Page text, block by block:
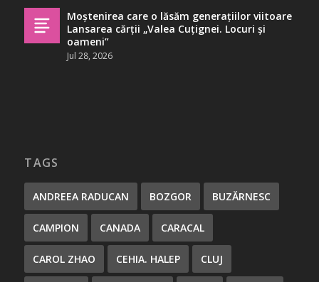
Moștenirea care o lăsăm generațiilor viitoare
Lansarea cărții „Valea Cuțignei. Locuri și
oameni”
Jul 28, 2026
TAGS
ANDREEA RADUCAN BOZGOR BUZĂRNESC
CAMPION CANADA CARACAL
CAROL ZHAO CEHIA. HALEP CLUJ